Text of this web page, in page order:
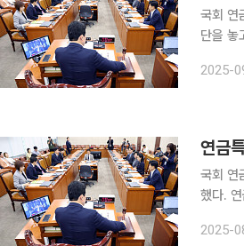
국회 연
단을 놓고 여·야
자문위
2025-
연금
국회 연
했다.
위를 구
2025-